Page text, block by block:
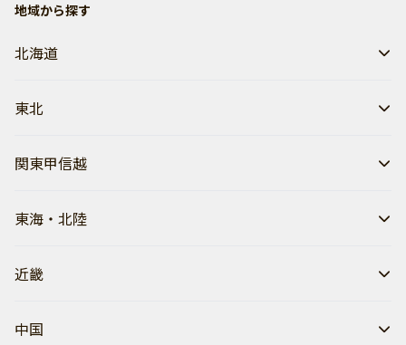
地域から探す
北海道
東北
関東甲信越
東海・北陸
近畿
中国